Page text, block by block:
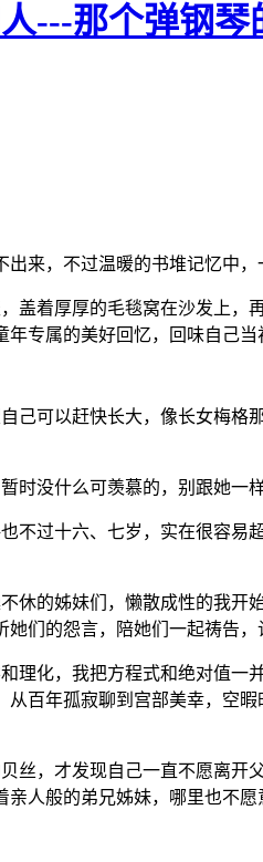
---那个弹钢琴
来，不过温暖的书堆记忆中，
盖着厚厚的毛毯窝在沙发上，
专属的美好回忆，回味自己当
己可以赶快长大，像长女梅格
时没什么可羡慕的，别跟她一样
不过十六、七岁，实在很容易
休的姊妹们，懒散成性的我开
们的怨言，陪她们一起祷告，
理化，我把方程式和绝对值一
百年孤寂聊到宫部美幸，空
丝，才发现自己一直不愿离开
人般的弟兄姊妹，哪里也不愿